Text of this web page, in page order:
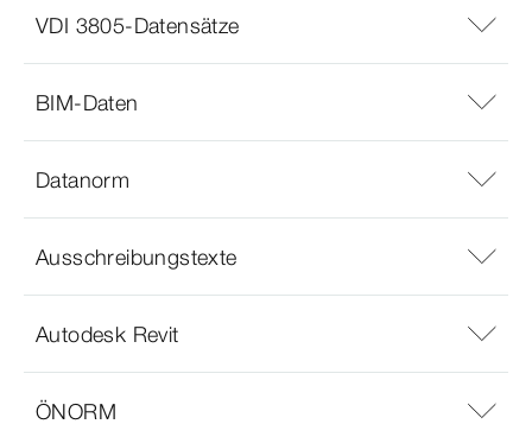
VDI 3805-Datensätze
BIM-Daten
Datanorm
Ausschreibungstexte
Autodesk Revit
ÖNORM